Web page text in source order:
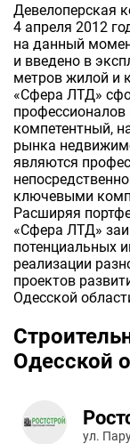
Девелоперская
4 апреля 2012
на данный
и введено в
метров жилой и
«Сфера ЛТД»
компетентный,
рынка
являются
ключевыми
Расширяя
«Сфера ЛТД»
потенциальных
реализации
проектов
Одесской
Одесской
ул.